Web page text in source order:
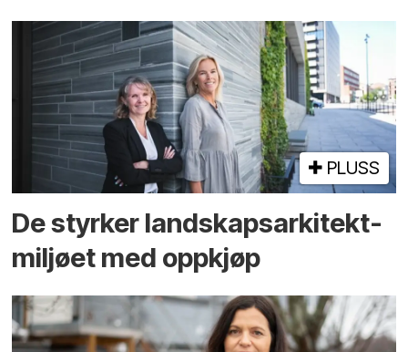
PLUSS
De styrker landskaps­arkitekt­
miljøet med oppkjøp